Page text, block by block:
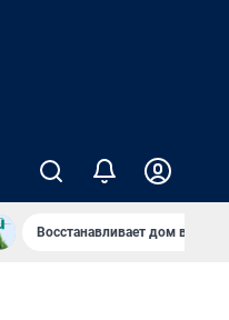
Восстанавливает дом в